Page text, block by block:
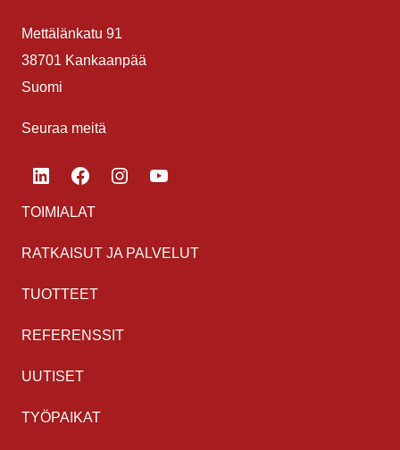
Mettälänkatu 91
38701 Kankaanpää
Suomi
Seuraa meitä
LinkedInFacebook
TOIMIALAT
RATKAISUT JA PALVELUT
TUOTTEET
REFERENSSIT
UUTISET
TYÖPAIKAT